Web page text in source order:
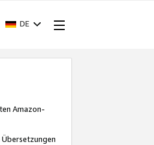
DE
Amazon-
Übersetzungen